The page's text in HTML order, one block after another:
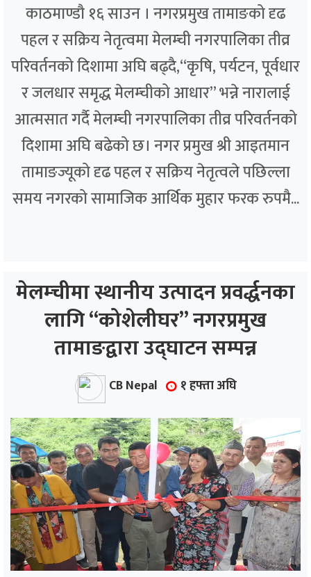
काठमाण्डौ १६ साउन । नगरप्रमुख तामाङको दृढ
पहल र सक्रिय नेतृत्वमा मेलम्ची नगरपालिका तीव्र
परिवर्तनको दिशामा अघि बढ्दै,“कृषि, पर्यटन, पूर्वधार
र जलधार समृद्ध मेलम्चीको आधार” भन्ने नारालाई
आत्मसात गर्दै मेलम्ची नगरपालिका तीव्र परिवर्तनको
दिशामा अघि बढेको छ। नगर प्रमुख श्री आइतमान
तामाङज्यूको दृढ पहल र सक्रिय नेतृत्वले पछिल्ला
समय नगरको सामाजिक आर्थिक मुहार फरक रुपमै...
मेलम्चीमा स्थानीय उत्पादन प्रवर्द्धनका
लागि “कोशेलीघर” नगरप्रमुख
तामाङद्वारा उद्घाटन सम्पन्न
CB Nepal १ हफ्ता अघि